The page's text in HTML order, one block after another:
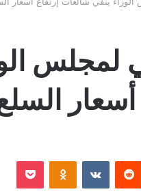
لمجلس
السلع
بوكيت